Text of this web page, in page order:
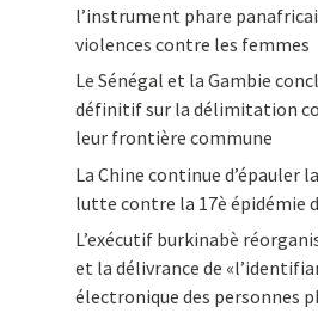
l’instrument phare
violences contre les femmes
Le Sénégal et la Gambie
définitif sur la délimitation
leur frontière commune
La Chine continue d’épauler
lutte contre la 17è épidémie
L’exécutif burkinabè
et la délivrance de
électronique des personnes